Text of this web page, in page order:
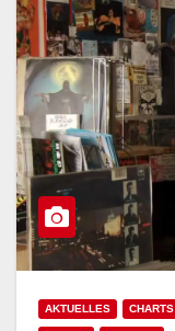
AKTUELLES CHARTS